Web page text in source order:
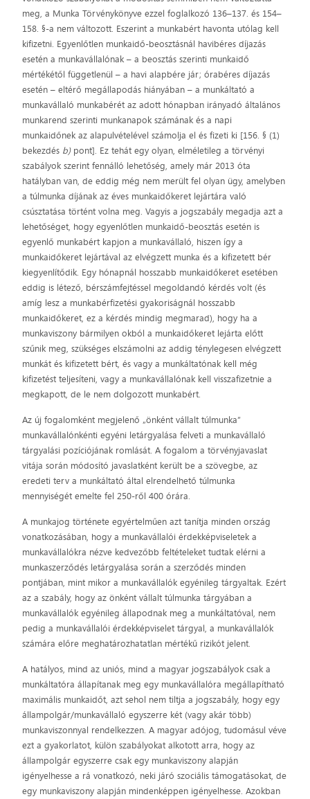
meg, a Munka Törvénykönyve ezzel foglalkozó 136–137. és 154–
158. §-a nem változott. Eszerint a munkabért havonta utólag kell
kifizetni. Egyenlőtlen munkaidő-beosztásnál havibéres díjazás
esetén a munkavállalónak – a beosztás szerinti munkaidő
mértékétől függetlenül – a havi alapbére jár; órabéres díjazás
esetén – eltérő megállapodás hiányában – a munkáltató a
munkavállaló munkabérét az adott hónapban irányadó általános
munkarend szerinti munkanapok számának és a napi
munkaidőnek az alapulvételével számolja el és fizeti ki [156. § (1)
bekezdés b)pont]. Ez tehát egy olyan, elméletileg a törvényi
szabályok szerint fennálló lehetőség, amely már 2013 óta
hatályban van, de eddig még nem merült fel olyan ügy, amelyben
a túlmunka díjának az éves munkaidőkeret lejártára való
csúsztatása történt volna meg. Vagyis a jogszabály megadja azt a
lehetőséget, hogy egyenlőtlen munkaidő-beosztás esetén is
egyenlő munkabért kapjon a munkavállaló, hiszen így a
munkaidőkeret lejártával az elvégzett munka és a kifizetett bér
kiegyenlítődik. Egy hónapnál hosszabb munkaidőkeret esetében
eddig is létező, bérszámfejtéssel megoldandó kérdés volt (és
amíg lesz a munkabérfizetési gyakoriságnál hosszabb
munkaidőkeret, ez a kérdés mindig megmarad), hogy ha a
munkaviszony bármilyen okból a munkaidőkeret lejárta előtt
szűnik meg, szükséges elszámolni az addig ténylegesen elvégzett
munkát és kifizetett bért, és vagy a munkáltatónak kell még
kifizetést teljesíteni, vagy a munkavállalónak kell visszafizetnie a
megkapott, de le nem dolgozott munkabért.
Az új fogalomként megjelenő „önként vállalt túlmunka”
munkavállalónkénti egyéni letárgyalása felveti a munkavállaló
tárgyalási pozíciójának romlását. A fogalom a törvényjavaslat
vitája során módosító javaslatként került be a szövegbe, az
eredeti terv a munkáltató által elrendelhető túlmunka
mennyiségét emelte fel 250-ről 400 órára.
A munkajog története egyértelműen azt tanítja minden ország
vonatkozásában, hogy a munkavállalói érdekképviseletek a
munkavállalókra nézve kedvezőbb feltételeket tudtak elérni a
munkaszerződés letárgyalása során a szerződés minden
pontjában, mint mikor a munkavállalók egyénileg tárgyaltak. Ezért
az a szabály, hogy az önként vállalt túlmunka tárgyában a
munkavállalók egyénileg állapodnak meg a munkáltatóval, nem
pedig a munkavállalói érdekképviselet tárgyal, a munkavállalók
számára előre meghatározhatatlan mértékű rizikót jelent.
A hatályos, mind az uniós, mind a magyar jogszabályok csak a
munkáltatóra állapítanak meg egy munkavállalóra megállapítható
maximális munkaidőt, azt sehol nem tiltja a jogszabály, hogy egy
állampolgár/munkavállaló egyszerre két (vagy akár több)
munkaviszonnyal rendelkezzen. A magyar adójog, tudomásul véve
ezt a gyakorlatot, külön szabályokat alkotott arra, hogy az
állampolgár egyszerre csak egy munkaviszony alapján
igényelhesse a rá vonatkozó, neki járó szociális támogatásokat, de
egy munkaviszony alapján mindenképpen igényelhesse. Azokban